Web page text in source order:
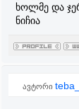
ხოლმე და
ნიჩია
ავტორი